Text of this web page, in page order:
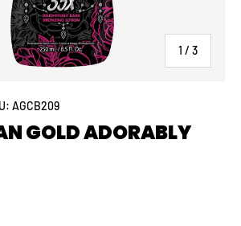
1 / di
3
AGCB209
GOLD ADORABLY